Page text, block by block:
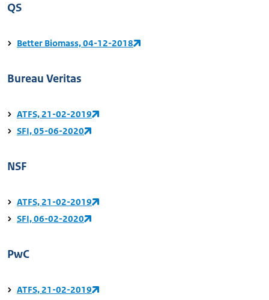
QS
Better Biomass, 04-12-2018
Bureau Veritas
ATFS, 21-02-2019
SFI, 05-06-2020
NSF
ATFS, 21-02-2019
SFI, 06-02-2020
PwC
ATFS, 21-02-2019